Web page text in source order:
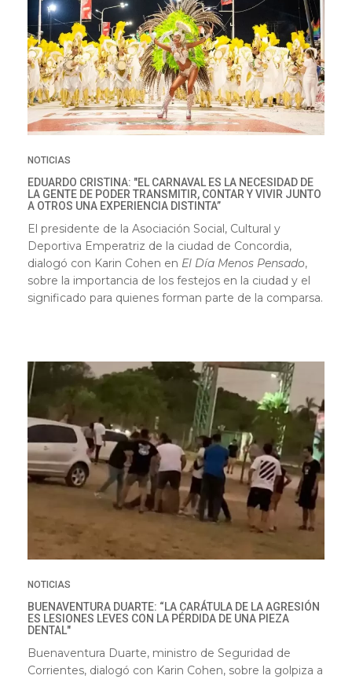
NOTICIAS
EDUARDO CRISTINA: "EL CARNAVAL ES LA NECESIDAD DE
LA GENTE DE PODER TRANSMITIR, CONTAR Y VIVIR JUNTO
A OTROS UNA EXPERIENCIA DISTINTA”
El presidente de la Asociación Social, Cultural y
Deportiva Emperatriz de la ciudad de Concordia,
dialogó con Karin Cohen en El Día Menos Pensado,
sobre la importancia de los festejos en la ciudad y el
significado para quienes forman parte de la comparsa.
NOTICIAS
BUENAVENTURA DUARTE: “LA CARÁTULA DE LA AGRESIÓN
ES LESIONES LEVES CON LA PÉRDIDA DE UNA PIEZA
DENTAL"
Buenaventura Duarte, ministro de Seguridad de
Corrientes, dialogó con Karin Cohen, sobre la golpiza a